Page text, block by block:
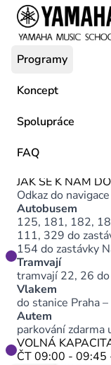
Přeskočit na hlavní
Programy
Koncept
Spolupráce
FAQ
PRVNÍ
1,5-2,5 roku
Když se hudba
rozvíjí řeč, rytmus i
ADRESA
U Branek 674/7
JAK SE K NÁM
Odkaz do navigace
Autobusem
125, 181, 182,
111, 329 do
154 do zastávky
Tramvají
tramvají 22, 26
Vlakem
do stanice Praha
Autem
parkování zdarma
VOLNÁ
ČT 09:00 - 09:45